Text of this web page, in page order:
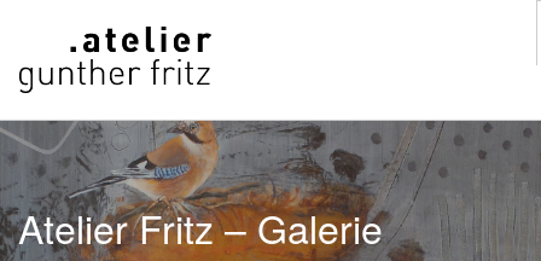
START
WERKE
VITA
Atelier Fritz – Galerie